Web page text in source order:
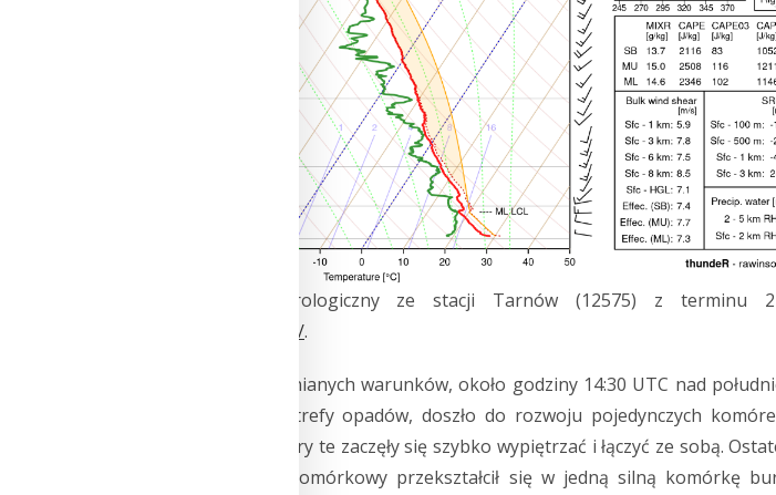
Sondaż aerologiczny ze stacji Tarnów (12575) z terminu
http://rawinsonde.com/.
Pod wpływem wspomnianych warunków, około godziny 14:30 UTC nad
wschód od głównej strefy opadów, doszło do rozwoju pojedynczych
minut później, struktury te zaczęły się szybko wypiętrzać i łączyć ze sobą.
niewielki układ wielokomórkowy przekształcił się w jedną silną komórkę